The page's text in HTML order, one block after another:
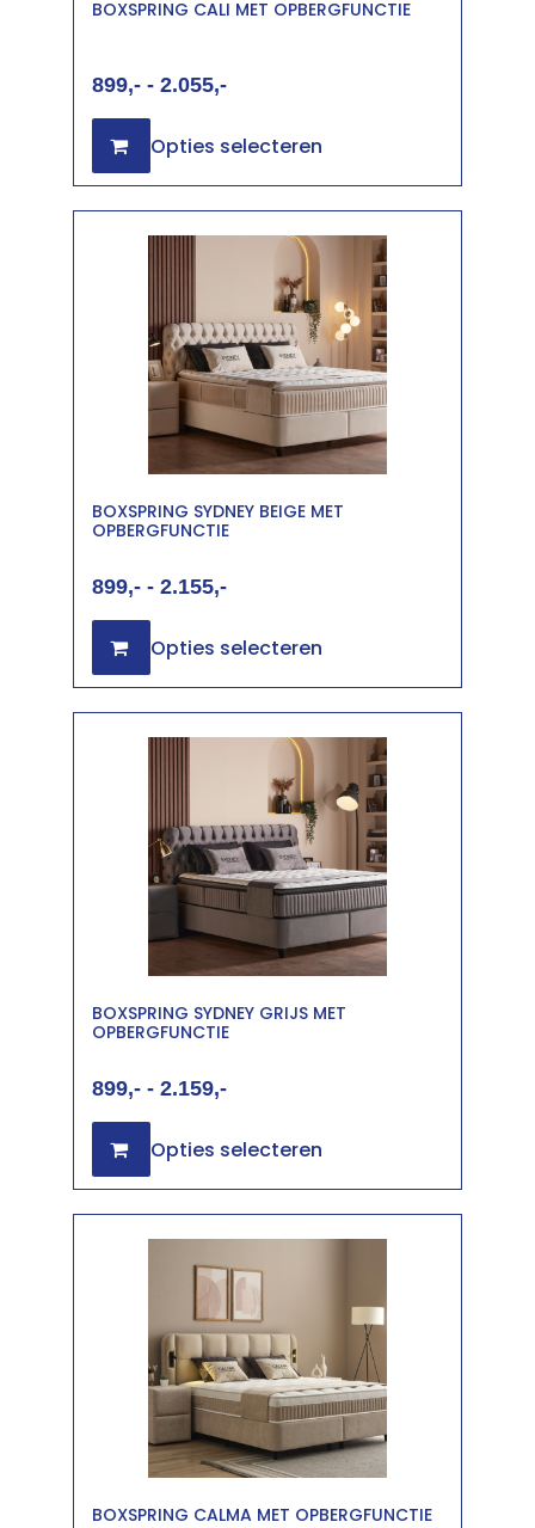
BOXSPRING CALI MET OPBERGFUNCTIE
899 - 2.055
Opties selecteren
BOXSPRING SYDNEY BEIGE MET
OPBERGFUNCTIE
899 - 2.155
Opties selecteren
BOXSPRING SYDNEY GRIJS MET
OPBERGFUNCTIE
899 - 2.159
Opties selecteren
BOXSPRING CALMA MET OPBERGFUNCTIE